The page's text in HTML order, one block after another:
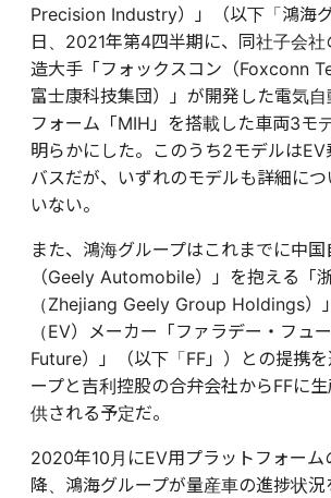
Precision Industry）」（以下「鴻海
日、2021年第4四半期に、同社子会
造大手「フォックスコン（Foxconn
富士康科技集団）」が開発した電気
フォーム「MIH」を搭載した車両3モ
明らかにした。このうち2モデルは
バスだが、いずれのモデルも詳細に
いない。
また、鴻海グループはこれまでに中
（Geely Automobile）」を抱える「
（Zhejiang Geely Group Holdings）
（EV）メーカー「ファラデー・フュ
Future）」（以下「FF」）との提携
ープと吉利控股の合弁会社からFFに
供される予定だ。
2020年10月にEV用プラットフォー
降、鴻海グループが量産車の進捗状